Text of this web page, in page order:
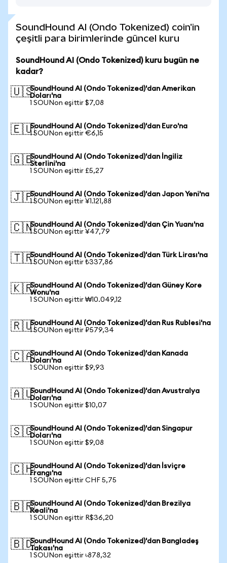
SoundHound AI (Ondo Tokenized) coin'in
çeşitli para birimlerinde güncel kuru
SoundHound AI (Ondo Tokenized) kuru bugün ne
kadar?
🇺🇸SoundHound AI (Ondo Tokenized)'dan Amerikan
Doları'na
1 SOUNon eşittir $7,08
🇪🇺SoundHound AI (Ondo Tokenized)'dan Euro'na
1 SOUNon eşittir €6,15
🇬🇧SoundHound AI (Ondo Tokenized)'dan İngiliz
Sterlini'na
1 SOUNon eşittir £5,27
🇯🇵SoundHound AI (Ondo Tokenized)'dan Japon Yeni'na
1 SOUNon eşittir ¥1.121,88
🇨🇳SoundHound AI (Ondo Tokenized)'dan Çin Yuanı'na
1 SOUNon eşittir ¥47,79
🇹🇷SoundHound AI (Ondo Tokenized)'dan Türk Lirası'na
1 SOUNon eşittir ₺337,86
🇰🇷SoundHound AI (Ondo Tokenized)'dan Güney Kore
Wonu'na
1 SOUNon eşittir ₩10.049,12
🇷🇺SoundHound AI (Ondo Tokenized)'dan Rus Rublesi'na
1 SOUNon eşittir ₽579,34
🇨🇦SoundHound AI (Ondo Tokenized)'dan Kanada
Doları'na
1 SOUNon eşittir $9,93
🇦🇺SoundHound AI (Ondo Tokenized)'dan Avustralya
Doları'na
1 SOUNon eşittir $10,07
🇸🇬SoundHound AI (Ondo Tokenized)'dan Singapur
Doları'na
1 SOUNon eşittir $9,08
🇨🇭SoundHound AI (Ondo Tokenized)'dan İsviçre
Frangı'na
1 SOUNon eşittir CHF 5,75
🇧🇷SoundHound AI (Ondo Tokenized)'dan Brezilya
Reali'na
1 SOUNon eşittir R$36,20
🇧🇩SoundHound AI (Ondo Tokenized)'dan Bangladeş
Takası'na
1 SOUNon eşittir ৳878,32